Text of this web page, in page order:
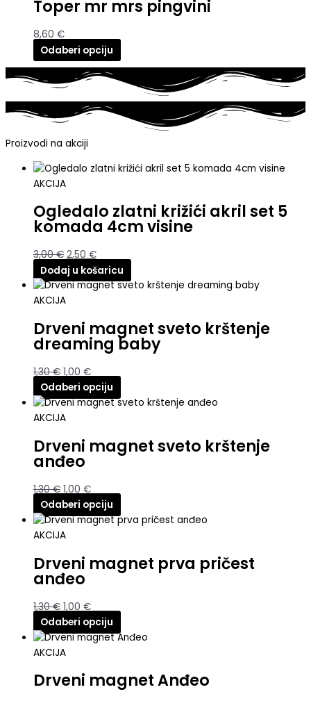
Toper mr mrs pingvini
8,60 €
Odaberi opciju
Proizvodi na akciji
AKCIJA
Ogledalo zlatni križići akril set 5
komada 4cm visine
3,00€ 2,50 €
Dodaj u košaricu
AKCIJA
Drveni magnet sveto krštenje
dreaming baby
1,30€ 1,00 €
Odaberi opciju
AKCIJA
Drveni magnet sveto krštenje
anđeo
1,30€ 1,00 €
Odaberi opciju
AKCIJA
Drveni magnet prva pričest
anđeo
1,30€ 1,00 €
Odaberi opciju
AKCIJA
Drveni magnet Anđeo